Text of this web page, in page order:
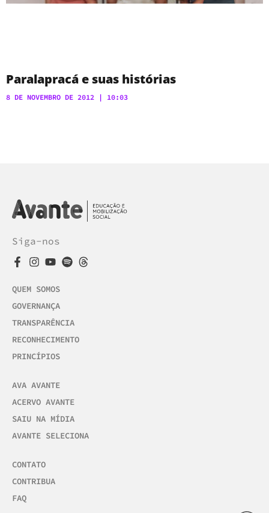
Paralapracá e suas histórias
8 DE NOVEMBRO DE 2012 10:03
Siga-nos
QUEM SOMOS
GOVERNANÇA
TRANSPARÊNCIA
RECONHECIMENTO
PRINCÍPIOS
AVA AVANTE
ACERVO AVANTE
SAIU NA MÍDIA
AVANTE SELECIONA
CONTATO
CONTRIBUA
FAQ